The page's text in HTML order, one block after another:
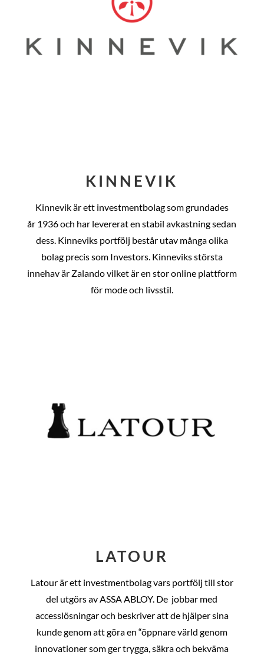
KINNEVIK
Kinnevik är ett investmentbolag som grundades
år 1936 och har levererat en stabil avkastning sedan
dess. Kinneviks portfölj består utav många olika
bolag precis som Investors. Kinneviks största
innehav är Zalando vilket är en stor online plattform
för mode och livsstil.
LATOUR
Latour är ett investmentbolag vars portfölj till stor
del utgörs av ASSA ABLOY. De jobbar med
accesslösningar och beskriver att de hjälper sina
kunde genom att göra en “öppnare värld genom
innovationer som ger trygga, säkra och bekväma